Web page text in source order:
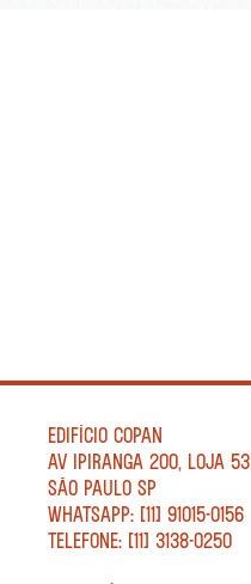
EDIFÍCIO COPAN
AV IPIRANGA 200, LOJA 53
SÃO PAULO SP
WHATSAPP: [11] 91015-0156
TELEFONE: [11] 3138-0250